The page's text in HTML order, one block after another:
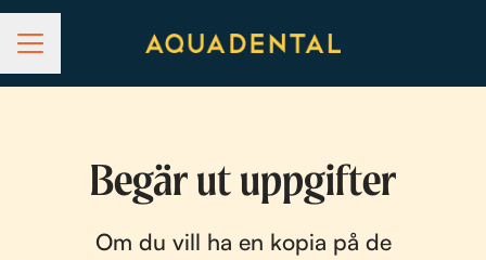
KARRIÄRMENY
Begär ut uppgifter
Om du vill ha en kopia på de